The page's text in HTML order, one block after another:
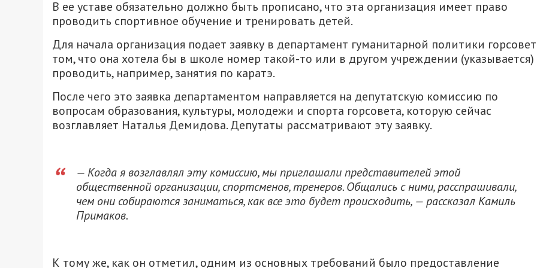
В ее уставе обязательно должно быть прописано, что эта организация имеет право
проводить спортивное обучение и тренировать детей.
Для начала организация подает заявку в департамент гуманитарной политики
том, что она хотела бы в школе номер такой-то или в другом учреждении (указывается)
проводить, например, занятия по каратэ.
После чего это заявка департаментом направляется на депутатскую комиссию по
вопросам образования, культуры, молодежи и спорта горсовета, которую сейчас
возглавляет Наталья Демидова. Депутаты рассматривают эту заявку.
— Когда я возглавлял эту комиссию, мы приглашали представителей этой
общественной организации, спортсменов, тренеров. Общались с ними, расспрашивали,
чем они собираются заниматься, как все это будет происходить, — рассказал Камиль
Примаков.
К тому же, как он отметил, одним из основных требований было предоставление